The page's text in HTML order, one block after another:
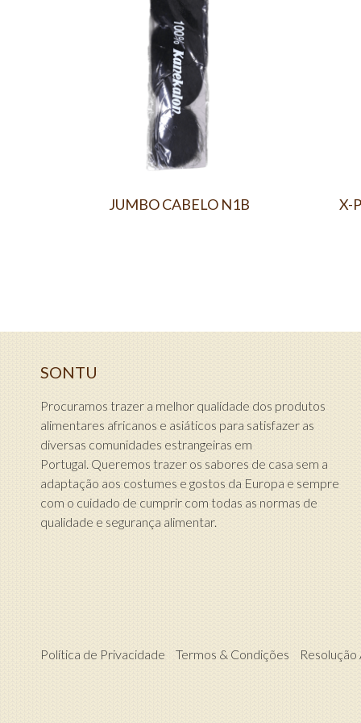
JUMBO CABELO N1B X-
SONTU
Procuramos trazer a melhor qualidade dos produtos
alimentares africanos e asiáticos para satisfazer as
diversas comunidades estrangeiras em
Portugal. Queremos trazer os sabores de casa sem a
adaptação aos costumes e gostos da Europa e sempre
com o cuidado de cumprir com todas as normas de
qualidade e segurança alimentar.
Política de Privacidade Termos & Condições